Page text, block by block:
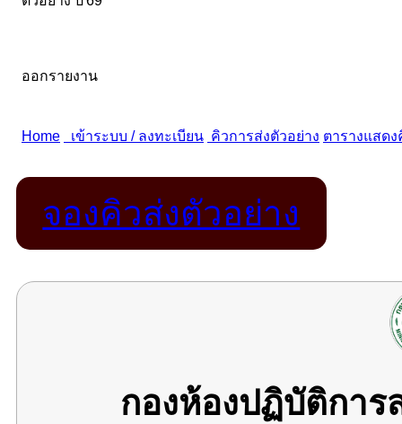
จองคิวส่งตัวอย่าง
กองห้องปฏิบัติกา